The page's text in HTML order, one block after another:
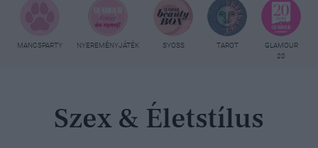
MANCSPARTY NYEREMÉNYJÁTÉK SYOSS TAROT
GLAMOUR
20
Szex & Életstílus